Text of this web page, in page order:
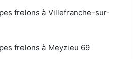
frelons à Villefranche-sur-
frelons à Meyzieu 69